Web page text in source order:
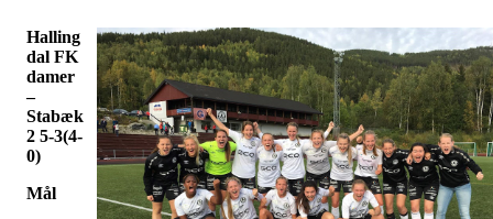
Halling
dal FK
damer
–
Stabæk
2 5-3(4-
0)
Mål